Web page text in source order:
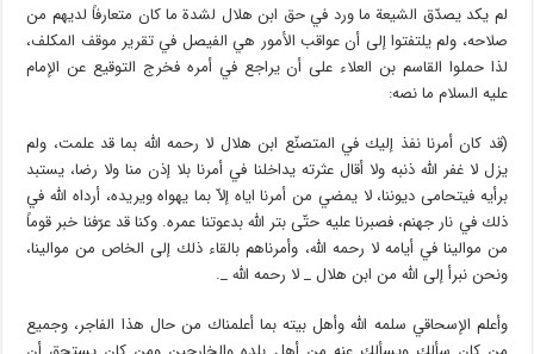
لم يكد يصدّق الشيعة ما ورد في حق ابن هلال لشدة ما كان متعارفاً لديهم من
صلاحه، ولم يلتفتوا إلى أن عواقب الأمور هي الفيصل في تقرير موقف المكلف،
لذا حملوا القاسم بن العلاء على أن يراجع في أمره فخرج التوقيع عن الإمام
عليه السلام ما نصه:
(قد كان أمرنا نفذ إليك في المتصنّع ابن هلال لا رحمه الله بما قد علمت، ولم
يزل لا غفر الله ذنبه ولا أقال عثرته يداخلنا في أمرنا بلا إذن منا ولا رضا، يستبد
برأيه فيتحامى ديوننا، لا يمضي من أمرنا اياه إلاّ بما يهواه ويريده، أرداه الله في
ذلك في نار جهنم، فصبرنا عليه حتّى بتر الله بدعوتنا عمره. وكنا قد عرّفنا خبر قوماً
من موالينا في أيامه لا رحمه الله، وأمرناهم بالقاء ذلك إلى الخاص من موالينا،
ونحن نبرأ إلى الله من ابن هلال _ لا رحمه الله _.
وأعلم الإسحاقي سلمه الله وأهل بيته بما أعلمناك من حال هذا الفاجر، وجميع